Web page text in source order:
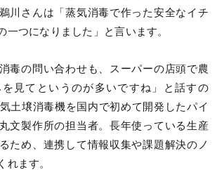
川さんは「蒸気消毒で作った安全なイチ
一つになりました」と言います。
毒の問い合わせも、スーパーの店頭で農
見てというのが多いですね」と話すの
土壌消毒機を国内で初めて開発したパイ
文製作所の担当者。長年使っている生産
ため、連携して情報収集や課題解決のノ
れます。